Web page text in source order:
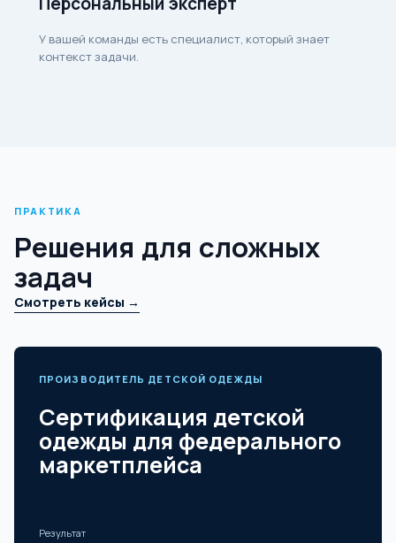
У вашей команды есть специалист, который знает
контекст задачи.
ПРАКТИКА
Решения для сложных
задач
Смотреть кейсы →
ПРОИЗВОДИТЕЛЬ ДЕТСКОЙ ОДЕЖДЫ
Сертификация детской
одежды для федерального
маркетплейса
Результат